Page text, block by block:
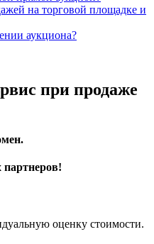
на торговой площадке и
аукциона?
при продаже
оценку стоимости.